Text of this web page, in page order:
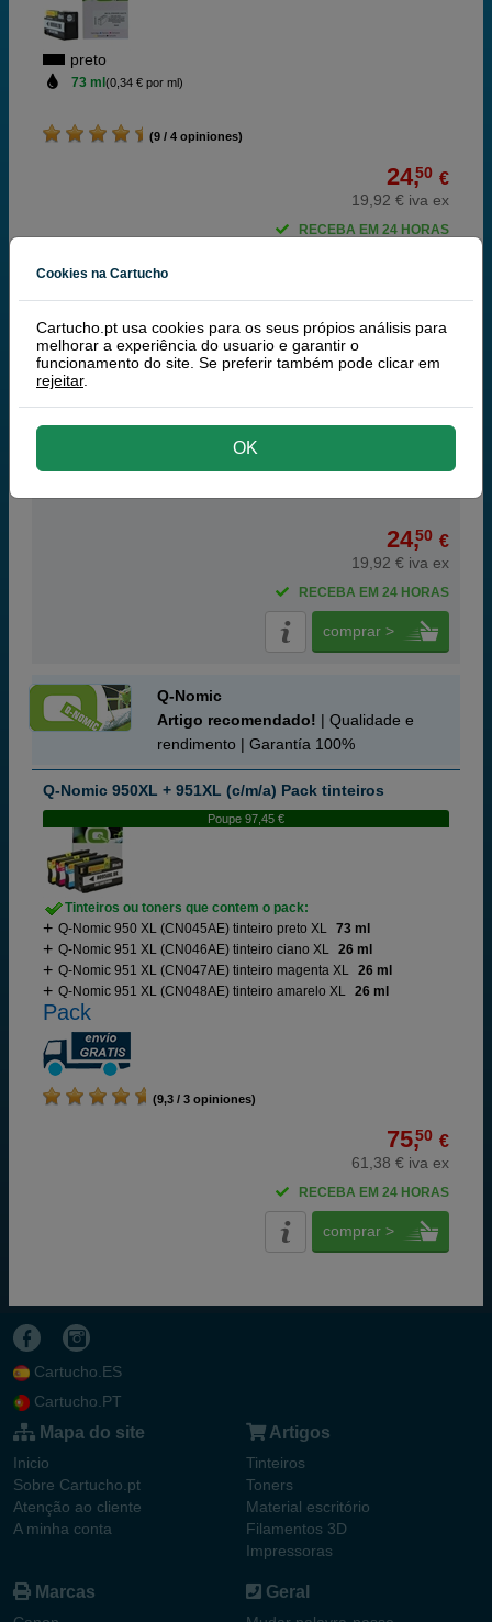
preto
73 ml (0,34 € por ml)
(9 / 4 opiniones)
24,50 €
19,92 € iva ex
RECEBA EM 24 HORAS
Q-nomic 950 (CN049AE) tinteiro preto
24,50 €
19,92 € iva ex
RECEBA EM 24 HORAS
comprar >
Q-Nomic
Artigo recomendado! | Qualidade e
rendimento | Garantía 100%
Q-Nomic 950XL + 951XL (c/m/a) Pack tinteiros
Poupe 97,45 €
Tinteiros ou toners que contem o pack:
Q-Nomic 950 XL (CN045AE) tinteiro preto XL 73 ml
Q-Nomic 951 XL (CN046AE) tinteiro ciano XL 26 ml
Q-Nomic 951 XL (CN047AE) tinteiro magenta XL 26 ml
Q-Nomic 951 XL (CN048AE) tinteiro amarelo XL 26 ml
Pack
(9,3 / 3 opiniones)
75,50 €
61,38 € iva ex
RECEBA EM 24 HORAS
comprar >
Cartucho.ES
Cartucho.PT
Mapa do site
Inicio
Sobre Cartucho.pt
Atenção ao cliente
A minha conta
Artigos
Tinteiros
Toners
Material escritório
Filamentos 3D
Impressoras
Marcas Geral
Cookies na Cartucho
Cartucho.pt usa cookies para os seus própios análisis para
melhorar a experiência do usuario e garantir o
funcionamento do site. Se preferir também pode clicar em
rejeitar.
OK